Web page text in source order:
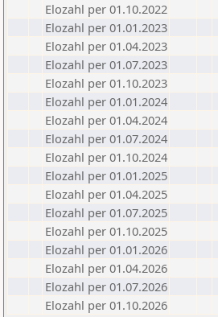
Elozahl per 01.10.2022
Elozahl per 01.01.2023
Elozahl per 01.04.2023
Elozahl per 01.07.2023
Elozahl per 01.10.2023
Elozahl per 01.01.2024
Elozahl per 01.04.2024
Elozahl per 01.07.2024
Elozahl per 01.10.2024
Elozahl per 01.01.2025
Elozahl per 01.04.2025
Elozahl per 01.07.2025
Elozahl per 01.10.2025
Elozahl per 01.01.2026
Elozahl per 01.04.2026
Elozahl per 01.07.2026
Elozahl per 01.10.2026